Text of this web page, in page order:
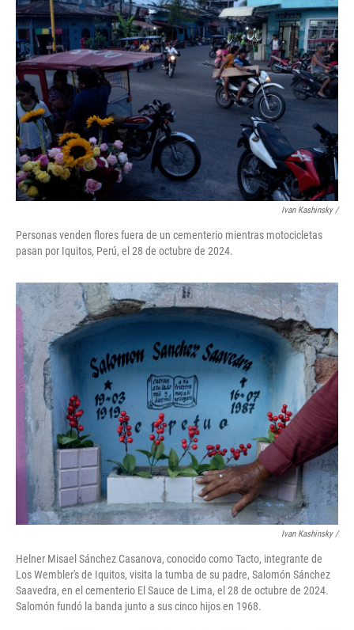
Ivan Kashinsky/
Personas venden flores fuera de un cementerio mientras motocicletas
pasan por Iquitos, Perú, el 28 de octubre de 2024.
Ivan Kashinsky/
Helner Misael Sánchez Casanova, conocido como Tacto, integrante de
Los Wembler's de Iquitos, visita la tumba de su padre, Salomón Sánchez
Saavedra, en el cementerio El Sauce de Lima, el 28 de octubre de 2024.
Salomón fundó la banda junto a sus cinco hijos en 1968.